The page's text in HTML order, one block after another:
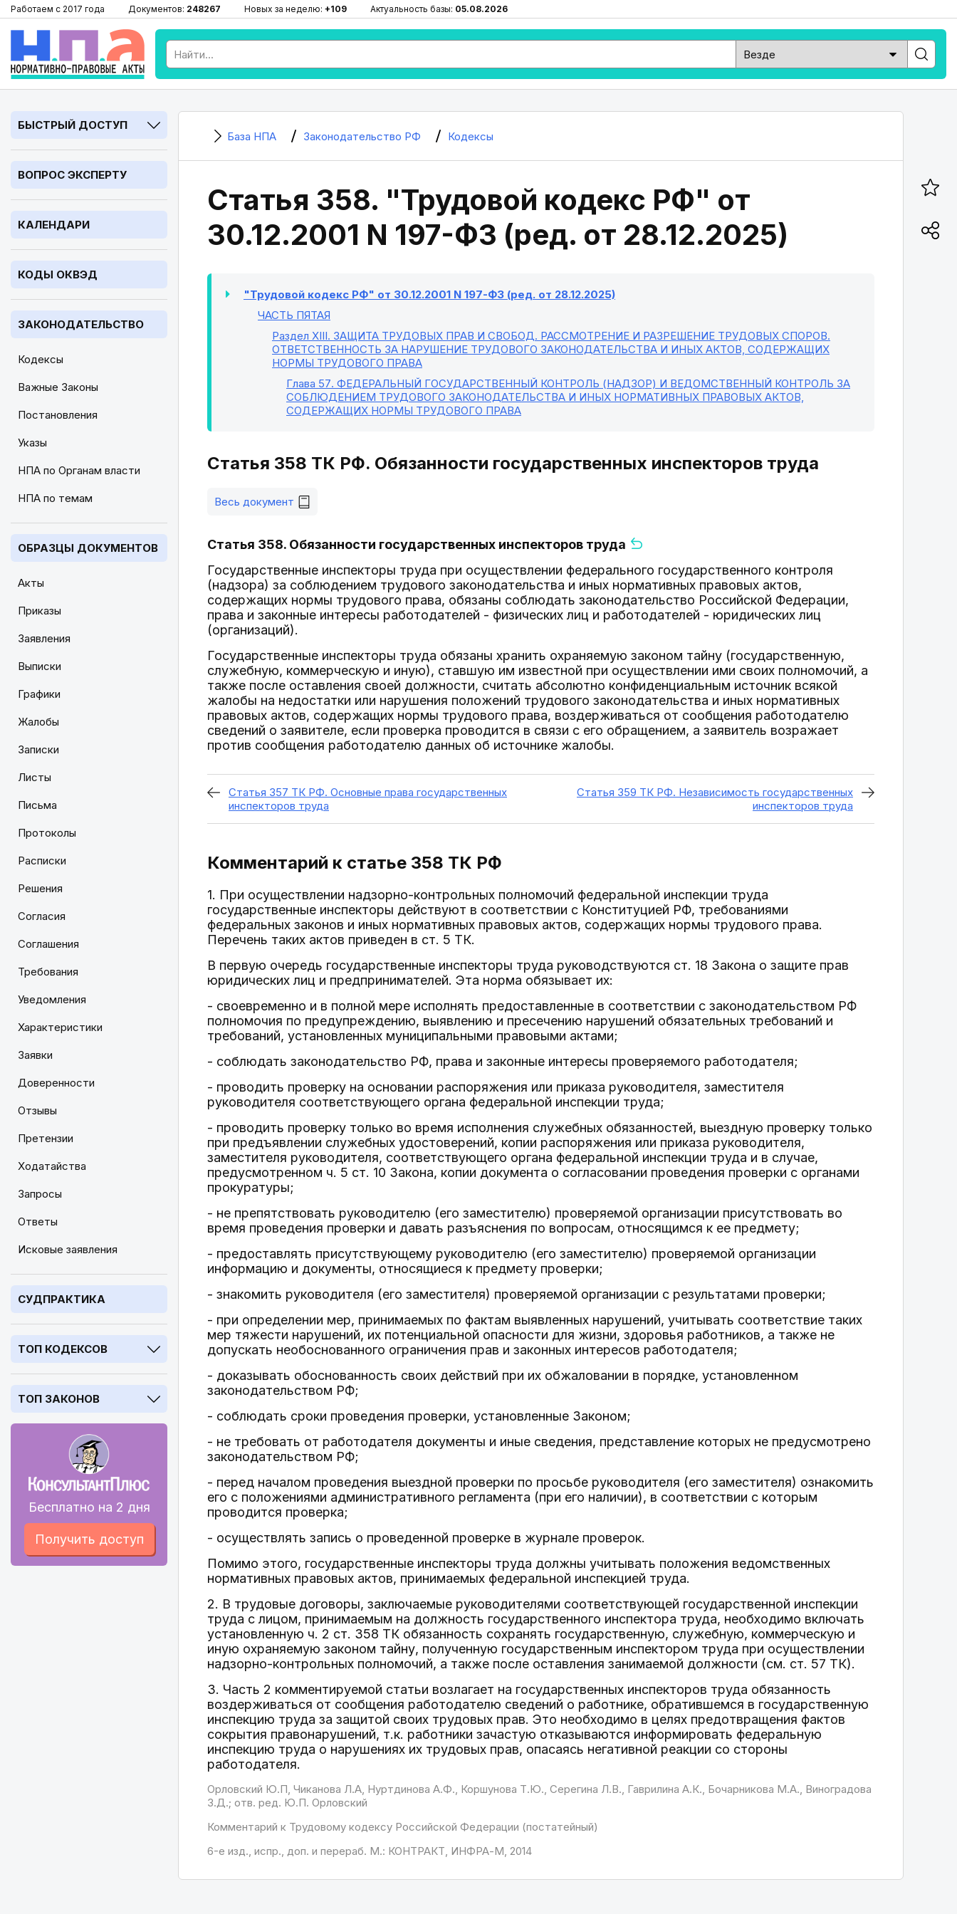
Работаем с 2017 года Документов: 248267 Новых за неделю: +109 Актуальность базы: 05.08.2026
БЫСТРЫЙ ДОСТУП
ВОПРОС ЭКСПЕРТУ
КАЛЕНДАРИ
КОДЫ ОКВЭД
ЗАКОНОДАТЕЛЬСТВО
Кодексы
Важные Законы
Постановления
Указы
НПА по Органам власти
НПА по темам
ОБРАЗЦЫ ДОКУМЕНТОВ
Акты
Приказы
Заявления
Выписки
Графики
Жалобы
Записки
Листы
Письма
Протоколы
Расписки
Решения
Согласия
Соглашения
Требования
Уведомления
Характеристики
Заявки
Доверенности
Отзывы
Претензии
Ходатайства
Запросы
Ответы
Исковые заявления
СУДПРАКТИКА
ТОП КОДЕКСОВ
ТОП ЗАКОНОВ
Бесплатно на 2 дня
Получить доступ
База НПА Законодательство РФ Кодексы
Статья 358. "Трудовой кодекс РФ" от
30.12.2001 N 197-ФЗ (ред. от 28.12.2025)
"Трудовой кодекс РФ" от 30.12.2001 N 197-ФЗ (ред. от 28.12.2025)
ЧАСТЬ ПЯТАЯ
Раздел XIII. ЗАЩИТА ТРУДОВЫХ ПРАВ И СВОБОД. РАССМОТРЕНИЕ И РАЗРЕШЕНИЕ ТРУДОВЫХ СПОРОВ.
ОТВЕТСТВЕННОСТЬ ЗА НАРУШЕНИЕ ТРУДОВОГО ЗАКОНОДАТЕЛЬСТВА И ИНЫХ АКТОВ, СОДЕРЖАЩИХ
НОРМЫ ТРУДОВОГО ПРАВА
Глава 57. ФЕДЕРАЛЬНЫЙ ГОСУДАРСТВЕННЫЙ КОНТРОЛЬ (НАДЗОР) И ВЕДОМСТВЕННЫЙ КОНТРОЛЬ ЗА
СОБЛЮДЕНИЕМ ТРУДОВОГО ЗАКОНОДАТЕЛЬСТВА И ИНЫХ НОРМАТИВНЫХ ПРАВОВЫХ АКТОВ,
СОДЕРЖАЩИХ НОРМЫ ТРУДОВОГО ПРАВА
Статья 358 ТК РФ. Обязанности государственных инспекторов труда
Весь документ
Статья 358. Обязанности государственных инспекторов труда
Государственные инспекторы труда при осуществлении федерального государственного контроля
(надзора) за соблюдением трудового законодательства и иных нормативных правовых актов,
содержащих нормы трудового права, обязаны соблюдать законодательство Российской Федерации,
права и законные интересы работодателей - физических лиц и работодателей - юридических лиц
(организаций).
Государственные инспекторы труда обязаны хранить охраняемую законом тайну (государственную,
служебную, коммерческую и иную), ставшую им известной при осуществлении ими своих полномочий, а
также после оставления своей должности, считать абсолютно конфиденциальным источник всякой
жалобы на недостатки или нарушения положений трудового законодательства и иных нормативных
правовых актов, содержащих нормы трудового права, воздерживаться от сообщения работодателю
сведений о заявителе, если проверка проводится в связи с его обращением, а заявитель возражает
против сообщения работодателю данных об источнике жалобы.
Статья 357 ТК РФ. Основные права государственных
инспекторов труда
Статья 359 ТК РФ. Независимость государственных
инспекторов труда
Комментарий к статье 358 ТК РФ
1. При осуществлении надзорно-контрольных полномочий федеральной инспекции труда
государственные инспекторы действуют в соответствии с Конституцией РФ, требованиями
федеральных законов и иных нормативных правовых актов, содержащих нормы трудового права.
Перечень таких актов приведен в ст. 5 ТК.
В первую очередь государственные инспекторы труда руководствуются ст. 18 Закона о защите прав
юридических лиц и предпринимателей. Эта норма обязывает их:
- своевременно и в полной мере исполнять предоставленные в соответствии с законодательством РФ
полномочия по предупреждению, выявлению и пресечению нарушений обязательных требований и
требований, установленных муниципальными правовыми актами;
- соблюдать законодательство РФ, права и законные интересы проверяемого работодателя;
- проводить проверку на основании распоряжения или приказа руководителя, заместителя
руководителя соответствующего органа федеральной инспекции труда;
- проводить проверку только во время исполнения служебных обязанностей, выездную проверку только
при предъявлении служебных удостоверений, копии распоряжения или приказа руководителя,
заместителя руководителя, соответствующего органа федеральной инспекции труда и в случае,
предусмотренном ч. 5 ст. 10 Закона, копии документа о согласовании проведения проверки с органами
прокуратуры;
- не препятствовать руководителю (его заместителю) проверяемой организации присутствовать во
время проведения проверки и давать разъяснения по вопросам, относящимся к ее предмету;
- предоставлять присутствующему руководителю (его заместителю) проверяемой организации
информацию и документы, относящиеся к предмету проверки;
- знакомить руководителя (его заместителя) проверяемой организации с результатами проверки;
- при определении мер, принимаемых по фактам выявленных нарушений, учитывать соответствие таких
мер тяжести нарушений, их потенциальной опасности для жизни, здоровья работников, а также не
допускать необоснованного ограничения прав и законных интересов работодателя;
- доказывать обоснованность своих действий при их обжаловании в порядке, установленном
законодательством РФ;
- соблюдать сроки проведения проверки, установленные Законом;
- не требовать от работодателя документы и иные сведения, представление которых не предусмотрено
законодательством РФ;
- перед началом проведения выездной проверки по просьбе руководителя (его заместителя) ознакомить
его с положениями административного регламента (при его наличии), в соответствии с которым
проводится проверка;
- осуществлять запись о проведенной проверке в журнале проверок.
Помимо этого, государственные инспекторы труда должны учитывать положения ведомственных
нормативных правовых актов, принимаемых федеральной инспекцией труда.
2. В трудовые договоры, заключаемые руководителями соответствующей государственной инспекции
труда с лицом, принимаемым на должность государственного инспектора труда, необходимо включать
установленную ч. 2 ст. 358 ТК обязанность сохранять государственную, служебную, коммерческую и
иную охраняемую законом тайну, полученную государственным инспектором труда при осуществлении
надзорно-контрольных полномочий, а также после оставления занимаемой должности (см. ст. 57 ТК).
3. Часть 2 комментируемой статьи возлагает на государственных инспекторов труда обязанность
воздерживаться от сообщения работодателю сведений о работнике, обратившемся в государственную
инспекцию труда за защитой своих трудовых прав. Это необходимо в целях предотвращения фактов
сокрытия правонарушений, т.к. работники зачастую отказываются информировать федеральную
инспекцию труда о нарушениях их трудовых прав, опасаясь негативной реакции со стороны
работодателя.
Орловский Ю.П, Чиканова Л.А, Нуртдинова А.Ф., Коршунова Т.Ю., Серегина Л.В., Гаврилина А.К., Бочарникова М.А., Виноградова
З.Д.; отв. ред. Ю.П. Орловский
Комментарий к Трудовому кодексу Российской Федерации (постатейный)
6-е изд., испр., доп. и перераб. М.: КОНТРАКТ, ИНФРА-М, 2014